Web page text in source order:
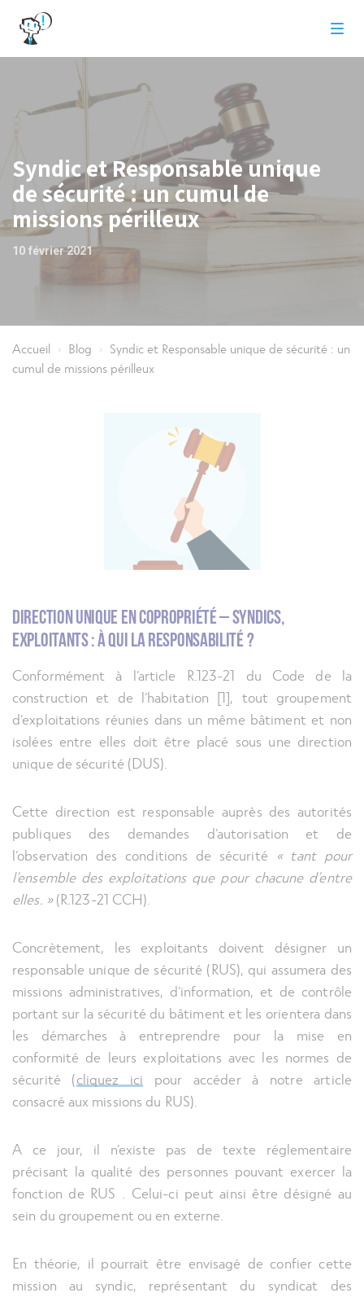
Syndic et Responsable unique
de sécurité : un cumul de
missions périlleux
10 février 2021
Accueil > Blog >
Syndic et Responsable unique de sécurité : un
cumul de missions périlleux
Direction Unique en copropriété – syndics,
exploitants : à qui la responsabilité ?
Conformément à l’article R.123-21 du Code de la
construction et de l’habitation [1], tout groupement
d’exploitations réunies dans un même bâtiment et non
isolées entre elles doit être placé sous une direction
unique de sécurité (DUS).
Cette direction est responsable auprès des autorités
publiques des demandes d’autorisation et de
l’observation des conditions de sécurité « tant pour
l’ensemble des exploitations que pour chacune d’entre
elles. »(R.123-21 CCH).
Concrètement, les exploitants doivent désigner un
responsable unique de sécurité (RUS), qui assumera des
missions administratives, d’information, et de contrôle
portant sur la sécurité du bâtiment et les orientera dans
les démarches à entreprendre pour la mise en
conformité de leurs exploitations avec les normes de
sécurité (cliquez ici pour accéder à notre article
consacré aux missions du RUS).
A ce jour, il n’existe pas de texte réglementaire
précisant la qualité des personnes pouvant exercer la
fonction de RUS . Celui-ci peut ainsi être désigné au
sein du groupement ou en externe.
En théorie, il pourrait être envisagé de confier cette
mission au syndic, représentant du syndicat des